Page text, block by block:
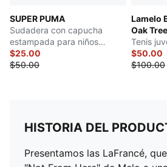
SUPER PUMA
Sudadera con capucha
estampada para niños
grandes
$25.00
$50.00
Lamelo
Oak Tree
Tenis
$50.00
$100.00
HISTORIA DEL
Presentamos las LaFrancé,